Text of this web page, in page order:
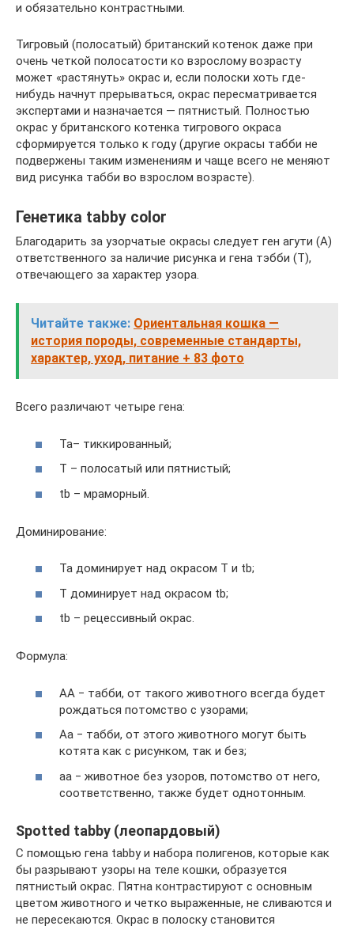
и обязательно контрастными.
Тигровый (полосатый) британский котенок даже при
очень четкой полосатости ко взрослому возрасту
может «растянуть» окрас и, если полоски хоть где-
нибудь начнут прерываться, окрас пересматривается
экспертами и назначается — пятнистый. Полностью
окрас у британского котенка тигрового окраса
сформируется только к году (другие окрасы табби не
подвержены таким изменениям и чаще всего не меняют
вид рисунка табби во взрослом возрасте).
Генетика tabby color
Благодарить за узорчатые окрасы следует ген агути (A)
ответственного за наличие рисунка и гена тэбби (T),
отвечающего за характер узора.
Читайте также: Ориентальная кошка —
история породы, современные стандарты,
характер, уход, питание + 83 фото
Всего различают четыре гена:
Та– тиккированный;
Т – полосатый или пятнистый;
tb – мраморный.
Доминирование:
Та доминирует над окрасом Т и tb;
Т доминирует над окрасом tb;
tb – рецессивный окрас.
Формула:
АА ‒ табби, от такого животного всегда будет
рождаться потомство с узорами;
Аа ‒ табби, от этого животного могут быть
котята как с рисунком, так и без;
аа ‒ животное без узоров, потомство от него,
соответственно, также будет однотонным.
Spotted tabby (леопардовый)
С помощью гена tabby и набора полигенов, которые как
бы разрывают узоры на теле кошки, образуется
пятнистый окрас. Пятна контрастируют с основным
цветом животного и четко выраженные, не сливаются и
не пересекаются. Окрас в полоску становится